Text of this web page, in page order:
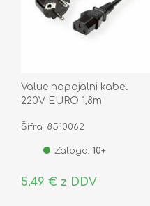
Value napajalni kabel
220V EURO 1,8m
Šifra: 8510062
Zaloga: 10+
5,49 € z DDV